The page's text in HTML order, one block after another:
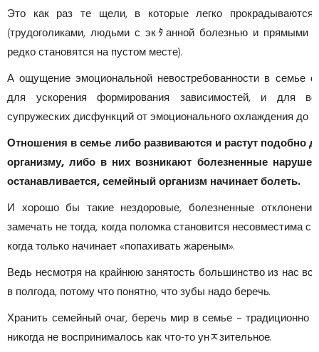
Это как раз те щели, в которые легко прокрадываются
(трудоголиками, людьми с экﾀанной болезнью и прямыми
редко становятся на пустом месте).
А ощущение эмоциональной невостребованности в семье
для ускорения формирования зависимостей, и для
супружеских дисфункций от эмоционального охлаждения до
Отношения в семье либо развиваются и растут подобно
организму, либо в них возникают болезненные
останавливается, семейный организм начинает болеть.
И хорошо бы такие нездоровые, болезненные
замечать не тогда, когда поломка становится несовместима
когда только начинает «попахивать жареным».
Ведь несмотря на крайнюю занятость большинство из нас
в полгода, потому что понятно, что зубы надо беречь.
Хранить семейный очаг, беречь мир в семье –
никогда не воспринималось как что-то унﾸзительное.